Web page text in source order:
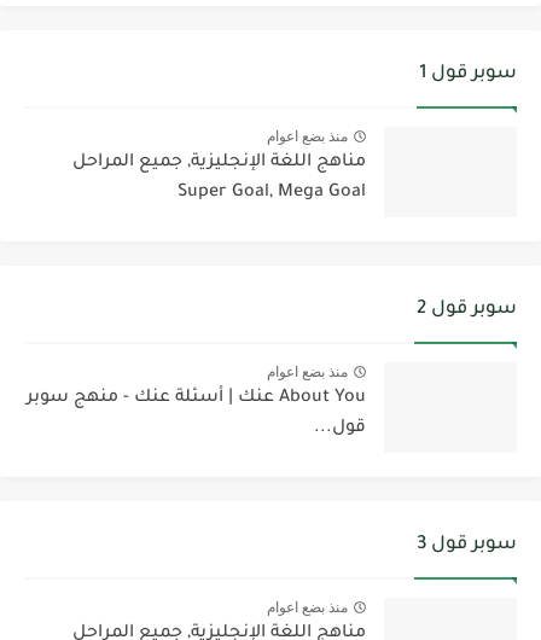
سوبر قول 1
منذ بضع اعوام
مناهج اللغة الإنجليزية, جميع المراحل
Super Goal, Mega Goal
سوبر قول 2
منذ بضع اعوام
About You عنك | أسئلة عنك - منهج سوبر
قول...
سوبر قول 3
منذ بضع اعوام
مناهج اللغة الإنجليزية, جميع المراحل